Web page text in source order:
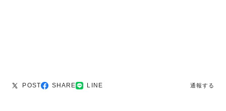
POST SHARE LINE 通報する